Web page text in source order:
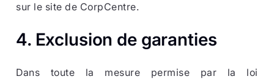
sur le site de CorpCentre.
4. Exclusion de garanties
Dans toute la mesure permise par la loi